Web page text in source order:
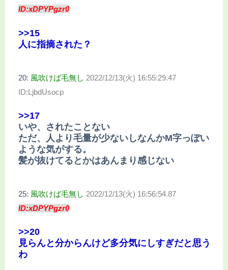
ID:xDPYPgzr0
>>15
人に指摘された？
20: 風吹けば毛無し 2022/12/13(火) 16:55:29.47
ID:LjbdUsocp
>>17
いや、されたことない
ただ、人より毛量が少ないしなんかM字っぽい
ような気がする。
髪が抜けてるとかはあんまり感じない
25: 風吹けば毛無し 2022/12/13(火) 16:56:54.87
ID:xDPYPgzr0
>>20
見らんと分からんけど多分気にしすぎだと思う
わ